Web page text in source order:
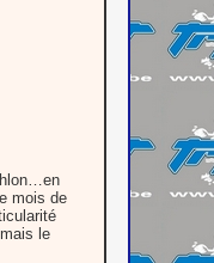
mois de
le